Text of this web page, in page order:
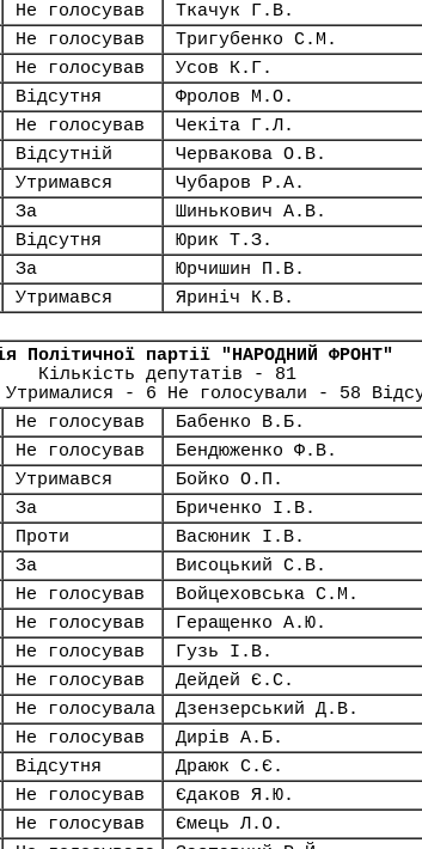
Не голосував Ткачук Г.В.
Не голосував Тригубенко С.М.
Не голосував Усов К.Г.
Відсутня Фролов М.О.
Не голосував Чекіта Г.Л.
Відсутній Червакова О.В.
Утримався Чубаров Р.А.
За Шинькович А.В.
Відсутня Юрик Т.З.
За Юрчишин П.В.
Утримався Яриніч К.В.
Політичної партії "НАРОДНИЙ ФРОНТ"
Кількість депутатів - 81
- 6 Не голосували - 58
Не голосував Бабенко В.Б.
Не голосував Бендюженко Ф.В.
Утримався Бойко О.П.
За Бриченко І.В.
Проти Васюник І.В.
За Висоцький С.В.
Не голосував Войцеховська С.М.
Не голосував Геращенко А.Ю.
Не голосував Гузь І.В.
Не голосував Дейдей Є.С.
Не голосувала Дзензерський Д.В.
Не голосував Дирів А.Б.
Відсутня Драюк С.Є.
Не голосував Єдаков Я.Ю.
Не голосував Ємець Л.О.